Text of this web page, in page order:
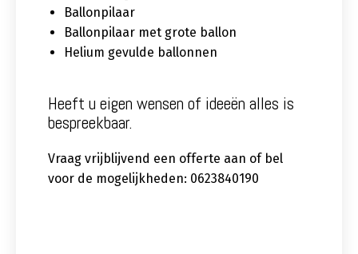
Ballonpilaar
Ballonpilaar met grote ballon
Helium gevulde ballonnen
Heeft u eigen wensen of ideeën alles is
bespreekbaar.
Vraag vrijblijvend een offerte aan of bel
voor de mogelijkheden: 0623840190